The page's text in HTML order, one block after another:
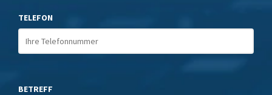
TELEFON
BETREFF